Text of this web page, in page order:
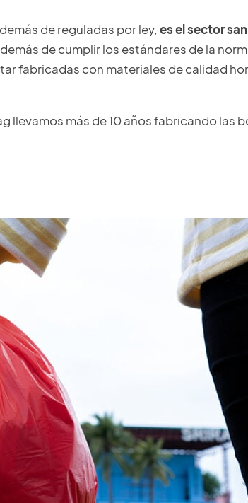
de reguladas por ley, es el sector
de cumplir los estándares de la
fabricadas con materiales de calidad
llevamos más de 10 años fabricando las